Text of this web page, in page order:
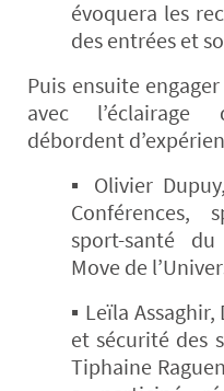
évoquera les
des entrées et
Puis ensuite
avec l’éclairage
débordent
▪ Olivier
Conférences,
sport-santé
Move de
▪ Leïla
et sécurité des
Tiphaine